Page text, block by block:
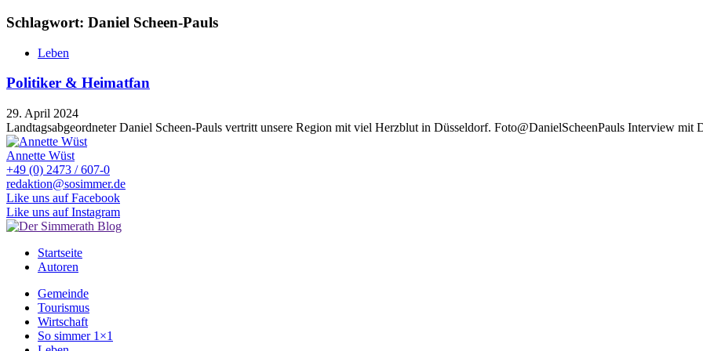
Schlagwort: Daniel Scheen-Pauls
Leben
Politiker & Heimatfan
29. April 2024
Landtagsabgeordneter Daniel Scheen-Pauls vertritt unsere Region mit viel Herzblut in Düsseldorf. Foto@DanielScheenPauls Interview mit
Annette Wüst
+49 (0) 2473 / 607-0
redaktion@sosimmer.de
Like uns auf Facebook
Like uns auf Instagram
Startseite
Autoren
Gemeinde
Tourismus
Wirtschaft
So simmer 1×1